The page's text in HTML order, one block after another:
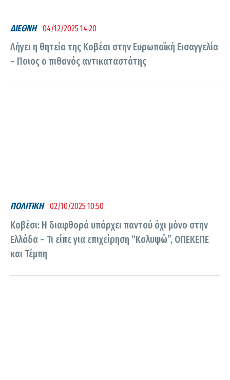
ΔΙΕΘΝΗ 04/12/2025 14:20
Λήγει η θητεία της Κοβέσι στην Ευρωπαϊκή Εισαγγελία
– Ποιος ο πιθανός αντικαταστάτης
ΠΟΛΙΤΙΚΗ 02/10/2025 10:50
Κοβέσι: Η διαφθορά υπάρχει παντού όχι μόνο στην
Ελλάδα – Τι είπε για επιχείρηση “Καλυψώ”, ΟΠΕΚΕΠΕ
και Τέμπη